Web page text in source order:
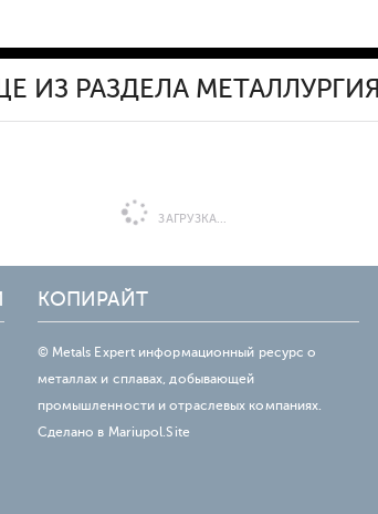
ИЗ РАЗДЕЛА МЕТАЛЛУРГИЯ
ЗАГРУЗКА...
КОПИРАЙТ
© Metals Expert информационный ресурс о
металлах и сплавах, добывающей
промышленности и отраслевых компаниях.
Сделано в Mariupol.Site